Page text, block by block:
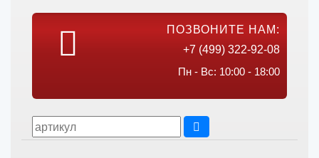
ПОЗВОНИТЕ НАМ:
+7 (499) 322-92-08
Пн - Вс: 10:00 - 18:00